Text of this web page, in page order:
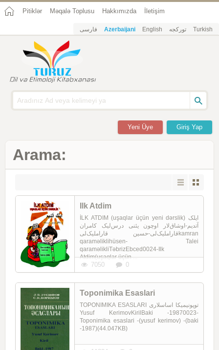
Pitiklər Məqalə Toplusu Hakkımızda İletişim
فارسی Azerbaijani English تورکجه Turkish
Giriş Yap
Yeni Üye
Arama:
Ilk Atdim
İLK ATDIM (uşaqlar üçün yeni dərslik) ایلک
آتدیم-اوشاق‌لار اوچون یئنی درس‌لیک کامران
قاراملیک‌لی-حسین قاراملیک‌لیkamran
qaraməliklihüsen- Talei
qaraməlikliTəbrizEbced0024-Ilk
Atdim(uşaqlar üçün ...
7050 0
Toponimika Esaslari
TOPONIMIKA ESASLARI توپونیمیکا اساسلاری
Yusuf KerimovKirilBaki -19870023-
Toponimika esaslari -(yusuf kerimov) -(baki
-1987)(44.047KB)